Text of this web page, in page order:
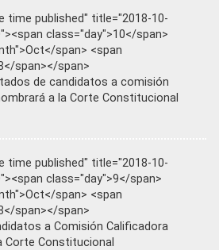
time published" title="2018-10-
class="day">10</span>
span> <span
span></span>
de candidatos a comisión
a la Corte Constitucional
time published" title="2018-10-
class="day">9</span>
span> <span
span></span>
a Comisión Calificadora
Corte Constitucional